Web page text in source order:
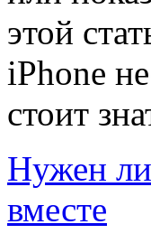
этой
iPhone
стоит
Нужен ли
вместе